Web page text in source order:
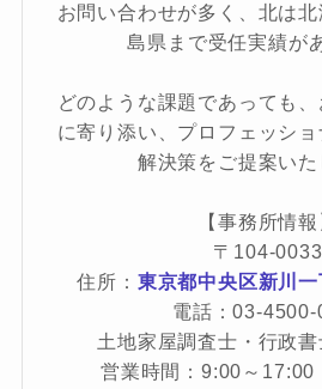
お問い合わせが多く、北は
島県まで受任実績が
どのような課題であっても、
に寄り添い、プロフェッシ
解決策をご提案いた
【事務所情報
〒104-0033
住所： 東京都中央区新川
電話：03-4500-
土地家屋調査士・行政
営業時間：9:00～17:00